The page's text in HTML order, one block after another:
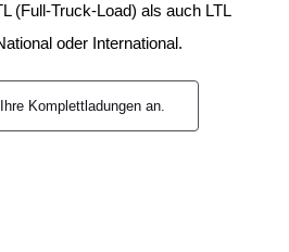
(Full-Truck-Load) als auch LTL
oder International.
Komplettladungen an.